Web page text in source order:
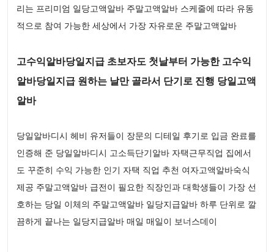
리는 프리미엄 일당고액알바 주말고액알바 스케줄에 따라 유동
적으로 참여 가능한 세상에서 가장 자유로운 주말고액알바
고수익알바당일지급 초보자도 첫날부터 가능한 고수익
알바당일지급 원하는 날만 골라서 단기로 진행 당일고액
알바
당일알바디시 헤비 유저들이 장문의 디테일 후기로 입금 완료를
인증해 준 당일알바디시 고소득단기알바 자택근무직업 집에서
도 꾸준히 수익 가능한 인기 자택 직업 추천 여자고액알바숙식
제공 주말고액알바 급전이 필요한 직장인과 대학생들이 가장 선
호하는 당일 이체의 주말고액알바 일당지급알바 하루 단위로 깔
끔하게 끝나는 일당지급알바 매일 매일이 보너스데이